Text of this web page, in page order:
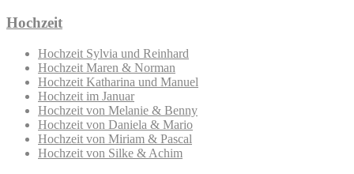
Hochzeit
Hochzeit Sylvia und Reinhard
Hochzeit Maren & Norman
Hochzeit Katharina und Manuel
Hochzeit im Januar
Hochzeit von Melanie & Benny
Hochzeit von Daniela & Mario
Hochzeit von Miriam & Pascal
Hochzeit von Silke & Achim